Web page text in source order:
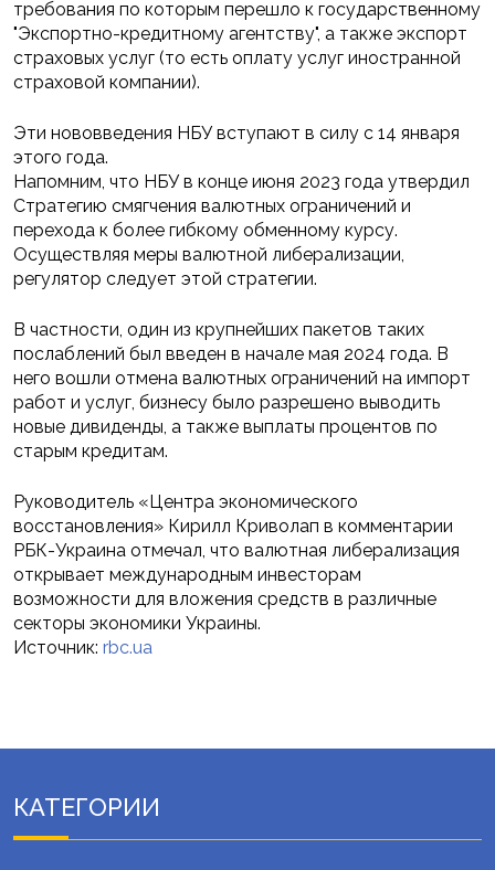
требования по которым перешло к государственному
"Экспортно-кредитному агентству", а также экспорт
страховых услуг (то есть оплату услуг иностранной
страховой компании).
Эти нововведения НБУ вступают в силу с 14 января
этого года.
Напомним, что НБУ в конце июня 2023 года утвердил
Стратегию смягчения валютных ограничений и
перехода к более гибкому обменному курсу.
Осуществляя меры валютной либерализации,
регулятор следует этой стратегии.
В частности, один из крупнейших пакетов таких
послаблений был введен в начале мая 2024 года. В
него вошли отмена валютных ограничений на импорт
работ и услуг, бизнесу было разрешено выводить
новые дивиденды, а также выплаты процентов по
старым кредитам.
Руководитель «Центра экономического
восстановления» Кирилл Криволап в комментарии
РБК-Украина отмечал, что валютная либерализация
открывает международным инвесторам
возможности для вложения средств в различные
секторы экономики Украины.
Источник: rbc.ua
КАТЕГОРИИ